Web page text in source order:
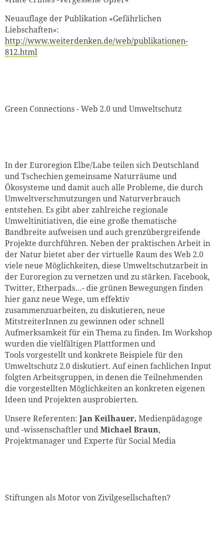
Neuauflage der Publikation «Gefährlichen
Liebschaften»:
http://www.weiterdenken.de/web/publikationen-
812.html
Green Connections - Web 2.0 und Umweltschutz
In der Euroregion Elbe/Labe teilen sich Deutschland
und Tschechien gemeinsame Naturräume und
Ökosysteme und damit auch alle Probleme, die durch
Umweltverschmutzungen und Naturverbrauch
entstehen. Es gibt aber zahlreiche regionale
Umweltinitiativen, die eine große thematische
Bandbreite aufweisen und auch grenzübergreifende
Projekte durchführen. Neben der praktischen Arbeit in
der Natur bietet aber der virtuelle Raum des Web 2.0
viele neue Möglichkeiten, diese Umweltschutzarbeit in
der Euroregion zu vernetzen und zu stärken. Facebook,
Twitter, Etherpads…- die grünen Bewegungen finden
hier ganz neue Wege, um effektiv
zusammenzuarbeiten, zu diskutieren, neue
MitstreiterInnen zu gewinnen oder schnell
Aufmerksamkeit für ein Thema zu finden. Im Workshop
wurden die vielfältigen Plattformen und
Tools vorgestellt und konkrete Beispiele für den
Umweltschutz 2.0 diskutiert. Auf einen fachlichen Input
folgten Arbeitsgruppen, in denen die Teilnehmenden
die vorgestellten Möglichkeiten an konkreten eigenen
Ideen und Projekten ausprobierten.
Unsere Referenten: Jan Keilhauer, Medienpädagoge
und -wissenschaftler undMichael Braun,
Projektmanager und Experte für Social Media
Stiftungen als Motor von Zivilgesellschaften?